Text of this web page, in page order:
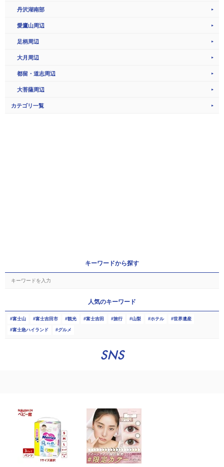
丹沢湖南部
愛鷹山周辺
足柄周辺
大月周辺
都留・道志周辺
大菩薩周辺
カテゴリ一覧
キーワードから探す
人気のキーワード
富士山 富士吉田市 観光 富士吉田 旅行 山梨 ホテル 世界遺産
富士急ハイランド グルメ
SNS